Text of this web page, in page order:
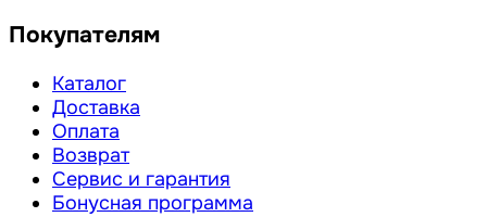
Покупателям
Каталог
Доставка
Оплата
Возврат
Сервис и гарантия
Бонусная программа